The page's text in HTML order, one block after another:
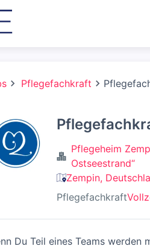
Pflegefachkraft
Pflegeheim
Ostseestrand“
Zempin,
Pflegefachkraft
Du Teil eines Teams